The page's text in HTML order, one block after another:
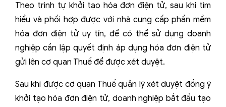
Theo trình tự khởi tạo hóa đơn điện tử, sau khi tìm
hiểu và phối hợp được với nhà cung cấp phần mềm
hóa đơn điện tử uy tín, để có thể sử dụng doanh
nghiệp cần lập quyết định áp dụng hóa đơn điện tử
gửi lên cơ quan Thuế để được xét duyệt.
Sau khi được cơ quan Thuế quản lý xét duyệt đồng ý
khởi tạo hóa đơn điện tử, doanh nghiệp bắt đầu tạo